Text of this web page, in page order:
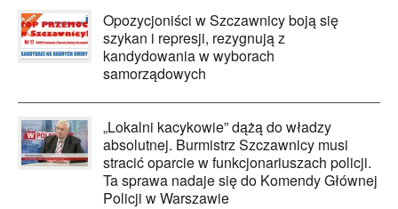
Opozycjoniści w Szczawnicy boją się
szykan i represji, rezygnują z
kandydowania w wyborach
samorządowych
„Lokalni kacykowie” dążą do władzy
absolutnej. Burmistrz Szczawnicy musi
stracić oparcie w funkcjonariuszach policji.
Ta sprawa nadaje się do Komendy Głównej
Policji w Warszawie